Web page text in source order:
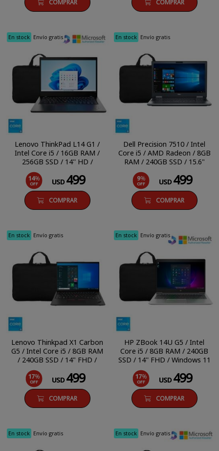
COMPRAR COMPRAR
En stock Envío gratis
Lenovo ThinkPad L14 G1 /
Intel Core i5 / 16GB RAM /
256GB SSD / 14'' HD /
Windows 11 Pro
14%
OFF USD 499
COMPRAR
En stock Envío gratis
Dell Precision 7510 / Intel
Core i5 / AMD Radeon / 8GB
RAM / 240GB SSD / 15.6"
FHD / Windows 10 Pro
9%
OFF USD 499
COMPRAR
En stock Envío gratis
Lenovo Thinkpad X1 Carbon
G5 / Intel Core i5 / 8GB RAM
/ 240GB SSD / 14" FHD /
Windows 10 Pro
17%
OFF USD 499
COMPRAR
En stock Envío gratis
HP ZBook 14U G5 / Intel
Core i5 / 8GB RAM / 240GB
SSD / 14'' FHD / Windows 11
17%
OFF USD 499
COMPRAR
En stock Envío gratis En stock Envío gratis